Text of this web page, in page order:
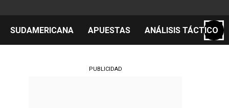
SUDAMERICANA APUESTAS ANÁLISIS TÁCTICO
PUBLICIDAD